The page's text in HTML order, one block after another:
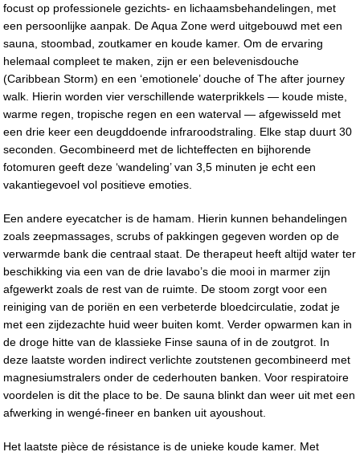
focust op professionele gezichts- en lichaamsbehandelingen, met
een persoonlijke aanpak. De Aqua Zone werd uitgebouwd met een
sauna, stoombad, zoutkamer en koude kamer. Om de ervaring
helemaal compleet te maken, zijn er een belevenisdouche
(Caribbean Storm) en een ‘emotionele’ douche of The after journey
walk. Hierin worden vier verschillende waterprikkels — koude miste,
warme regen, tropische regen en een waterval — afgewisseld met
een drie keer een deugddoende infraroodstraling. Elke stap duurt 30
seconden. Gecombineerd met de lichteffecten en bijhorende
fotomuren geeft deze ‘wandeling’ van 3,5 minuten je echt een
vakantiegevoel vol positieve emoties.
Een andere eyecatcher is de hamam. Hierin kunnen behandelingen
zoals zeepmassages, scrubs of pakkingen gegeven worden op de
verwarmde bank die centraal staat. De therapeut heeft altijd water ter
beschikking via een van de drie lavabo’s die mooi in marmer zijn
afgewerkt zoals de rest van de ruimte. De stoom zorgt voor een
reiniging van de poriën en een verbeterde bloedcirculatie, zodat je
met een zijdezachte huid weer buiten komt. Verder opwarmen kan in
de droge hitte van de klassieke Finse sauna of in de zoutgrot. In
deze laatste worden indirect verlichte zoutstenen gecombineerd met
magnesiumstralers onder de cederhouten banken. Voor respiratoire
voordelen is dit the place to be. De sauna blinkt dan weer uit met een
afwerking in wengé-fineer en banken uit ayoushout.
Het laatste pièce de résistance is de unieke koude kamer. Met